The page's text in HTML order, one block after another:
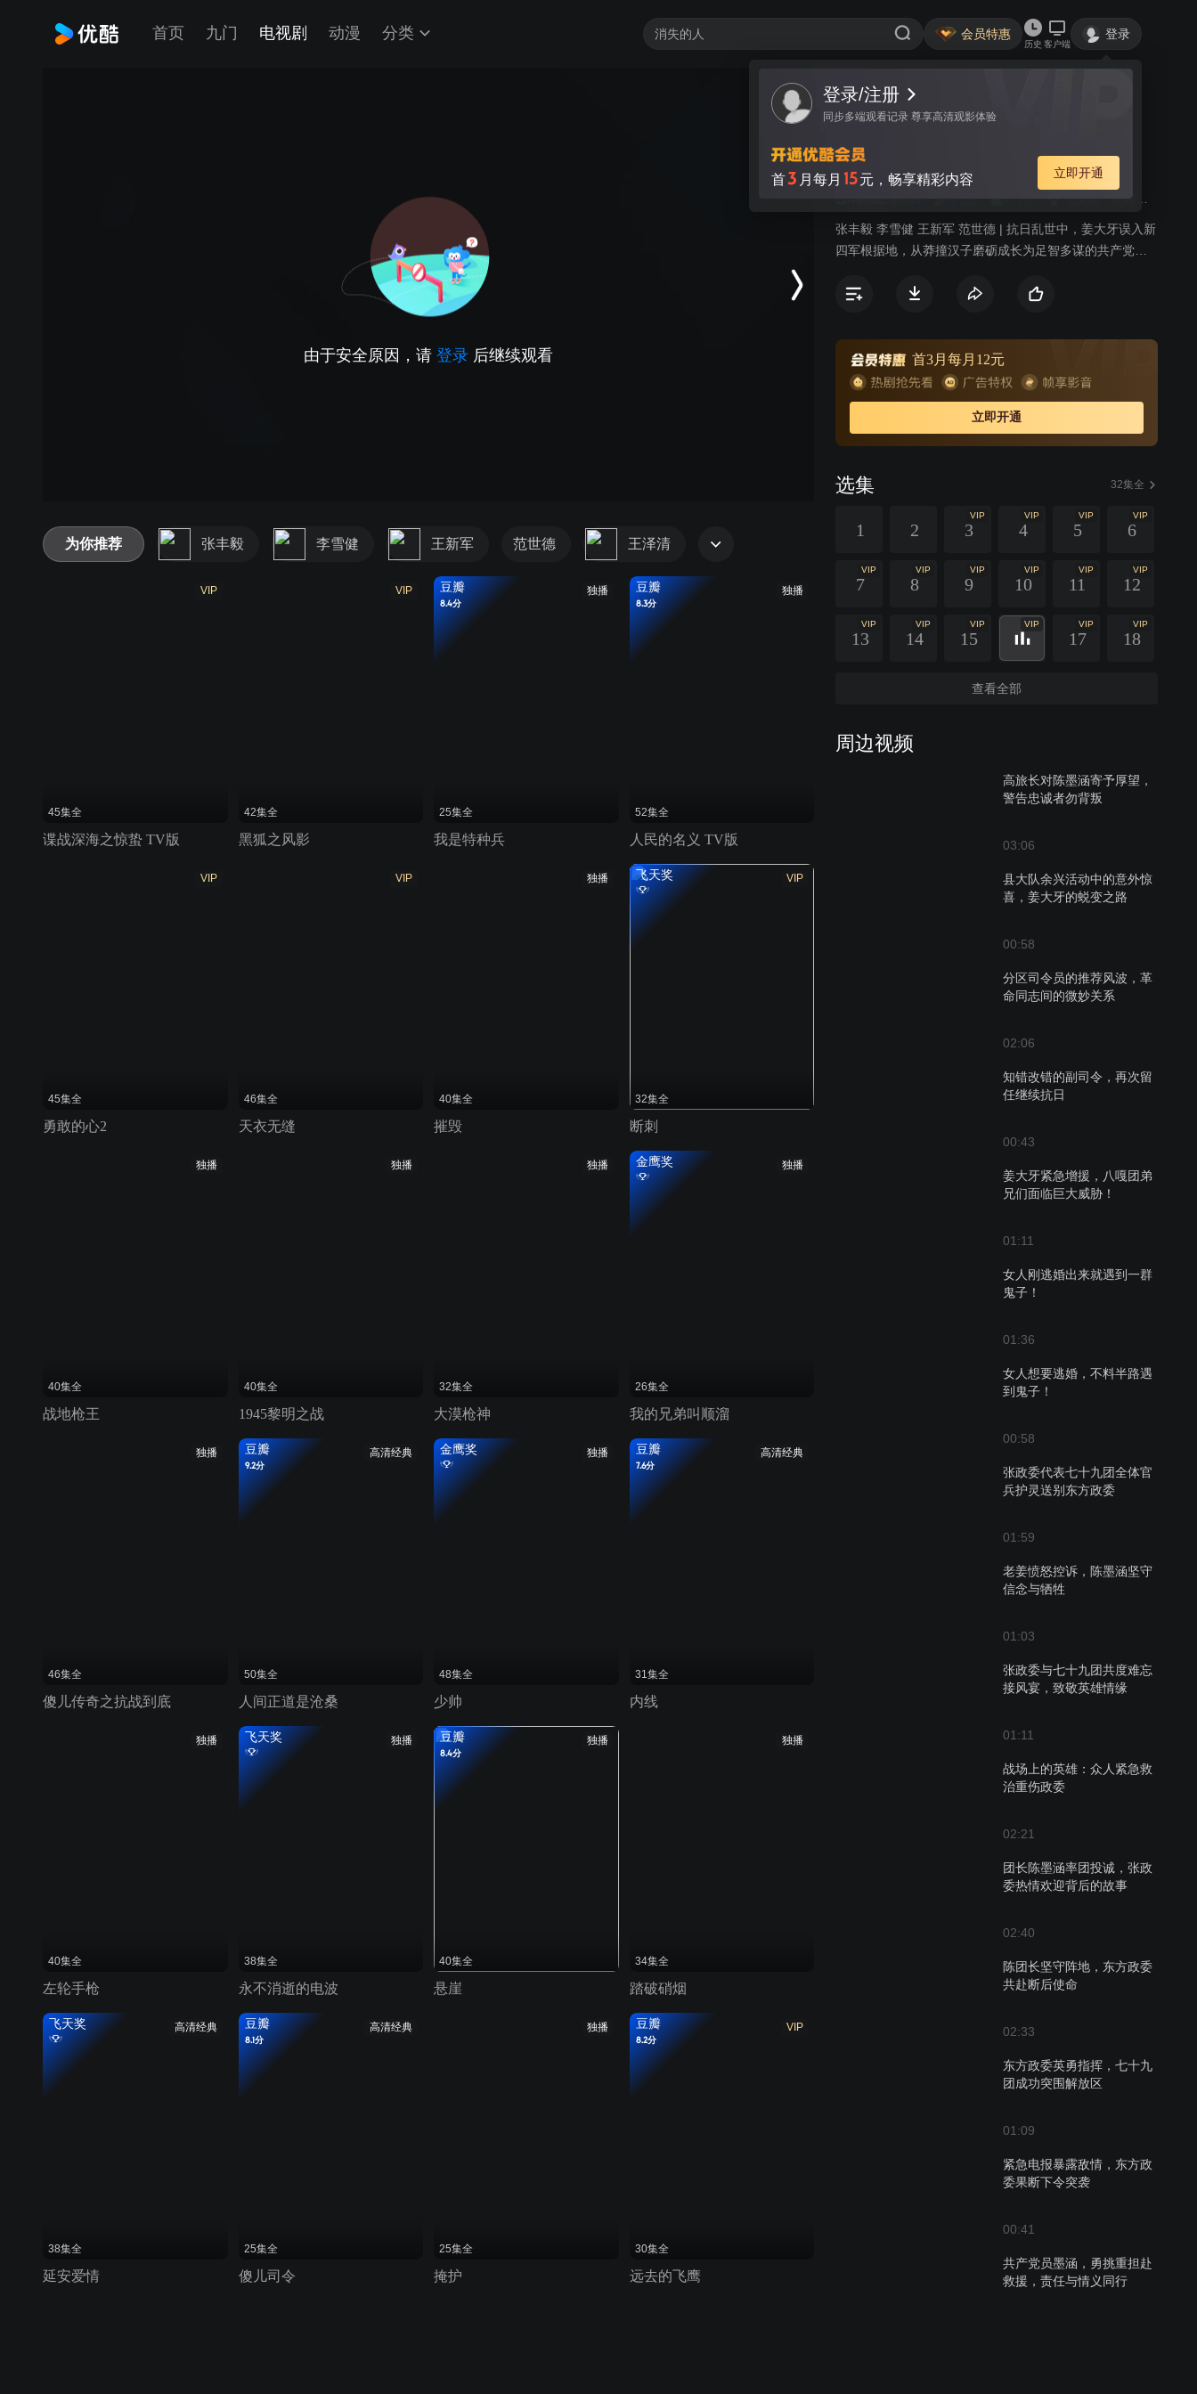
首页 九门 电视剧 动漫 分类 会员特惠
历史 客户端
登录
登录/注册
同步多端观看记录 尊享高清观影体验
首3 月每月 15元，畅享精彩内容 立即开通
由于安全原因，请 登录 后继续观看
视频 讨论
历史的天空
9.1分 8.7分 飞天奖 人间宝酷
张丰毅 李雪健 王新军 范世德 | 抗日乱世中，姜大牙误入新
四军根据地，从莽撞汉子磨砺成长为足智多谋的共产党将
首3月每月12元
立即开通
选集 32集全
1 2
VIP
3
VIP
4
VIP
5
VIP
6
VIP
7
VIP
8
VIP
9
VIP
10
VIP
11
VIP
12
VIP
13
VIP
14
VIP
15
VIP VIP
17
VIP
18
查看全部
周边视频
高旅长对陈墨涵寄予厚望，
警告忠诚者勿背叛
03:06
县大队余兴活动中的意外惊
喜，姜大牙的蜕变之路
00:58
分区司令员的推荐风波，革
命同志间的微妙关系
02:06
知错改错的副司令，再次留
任继续抗日
00:43
姜大牙紧急增援，八嘎团弟
兄们面临巨大威胁！
01:11
女人刚逃婚出来就遇到一群
鬼子！
01:36
女人想要逃婚，不料半路遇
到鬼子！
00:58
张政委代表七十九团全体官
兵护灵送别东方政委
01:59
老姜愤怒控诉，陈墨涵坚守
信念与牺牲
01:03
张政委与七十九团共度难忘
接风宴，致敬英雄情缘
01:11
战场上的英雄：众人紧急救
治重伤政委
02:21
团长陈墨涵率团投诚，张政
委热情欢迎背后的故事
02:40
陈团长坚守阵地，东方政委
共赴断后使命
02:33
东方政委英勇指挥，七十九
团成功突围解放区
01:09
紧急电报暴露敌情，东方政
委果断下令突袭
00:41
共产党员墨涵，勇挑重担赴
救援，责任与情义同行
为你推荐 张丰毅 李雪健 王新军 范世德 王泽清
VIP
45集全
谍战深海之惊蛰 TV版
VIP
42集全
黑狐之风影
独播
豆瓣
8.4分
25集全
我是特种兵
独播
豆瓣
8.3分
52集全
人民的名义 TV版
VIP
45集全
勇敢的心2
VIP
46集全
天衣无缝
独播
40集全
摧毁
VIP
飞天奖
32集全
断刺
独播
40集全
战地枪王
独播
40集全
1945黎明之战
独播
32集全
大漠枪神
独播
金鹰奖
26集全
我的兄弟叫顺溜
独播
46集全
傻儿传奇之抗战到底
高清经典
豆瓣
9.2分
50集全
人间正道是沧桑
独播
金鹰奖
48集全
少帅
高清经典
豆瓣
7.6分
31集全
内线
独播
40集全
左轮手枪
独播
飞天奖
38集全
永不消逝的电波
独播
豆瓣
8.4分
40集全
悬崖
独播
34集全
踏破硝烟
高清经典
飞天奖
38集全
延安爱情
高清经典
豆瓣
8.1分
25集全
傻儿司令
独播
25集全
掩护
VIP
豆瓣
8.2分
30集全
远去的飞鹰